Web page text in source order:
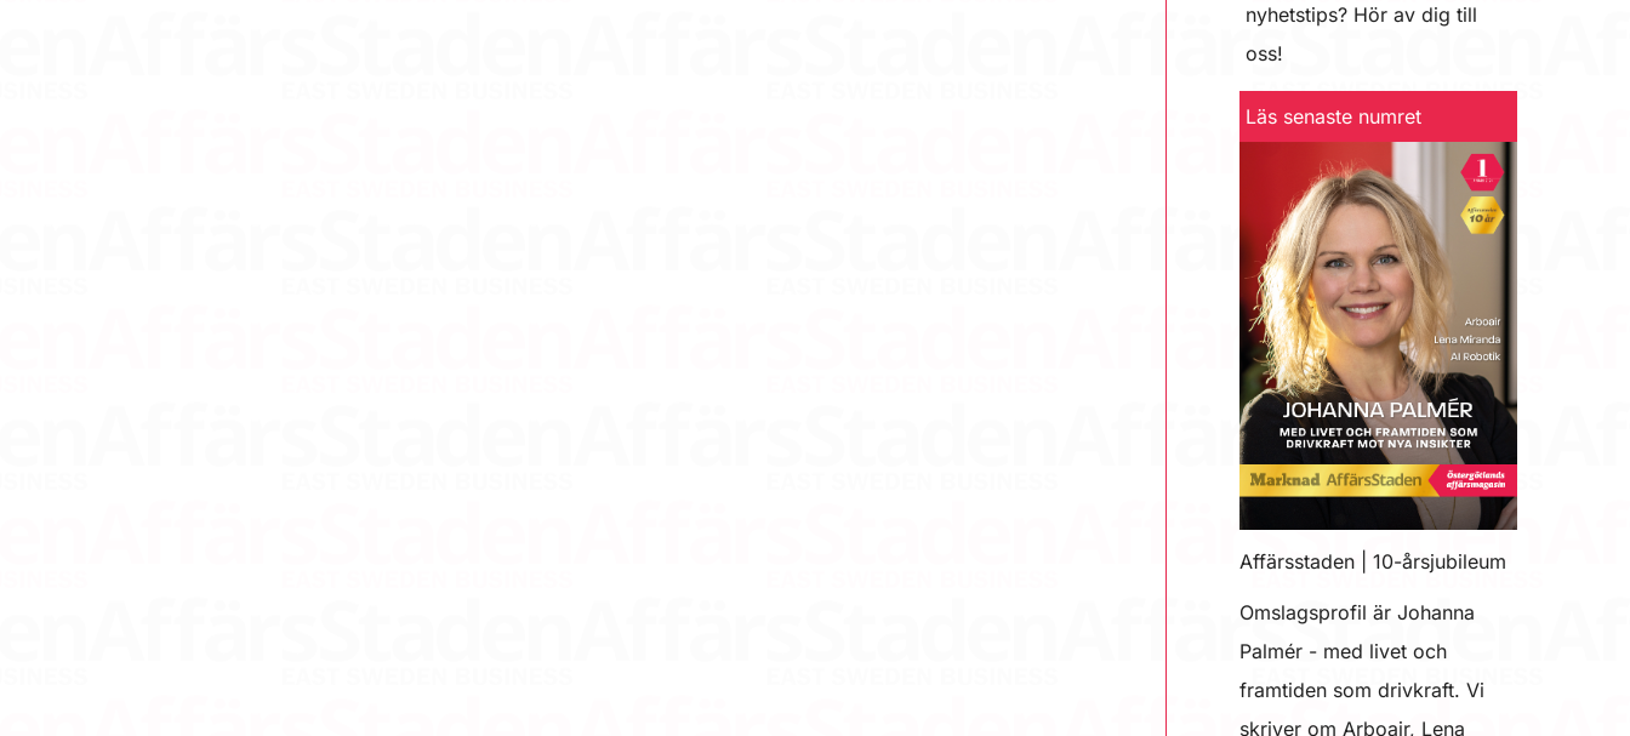
nyhetstips? Hör av dig till
oss!
Läs senaste numret
Affärsstaden | 10-årsjubileum
Omslagsprofil är Johanna
Palmér - med livet och
framtiden som drivkraft. Vi
skriver om Arboair, Lena